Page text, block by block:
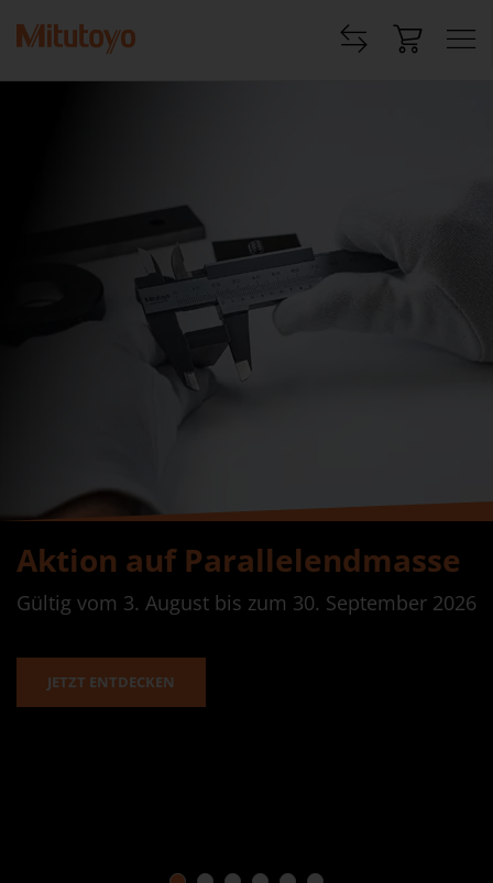
Aktion auf Parallelendmasse
Gültig vom 3. August bis zum 30. September 2026
JETZT ENTDECKEN